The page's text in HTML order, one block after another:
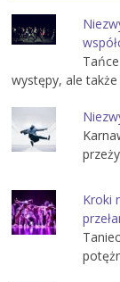
występy, ale
Kroki